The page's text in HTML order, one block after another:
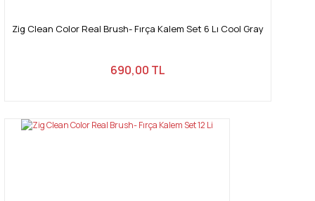
Zig Clean Color Real Brush- Fırça Kalem Set 6 Lı Cool Gray
690,00 TL